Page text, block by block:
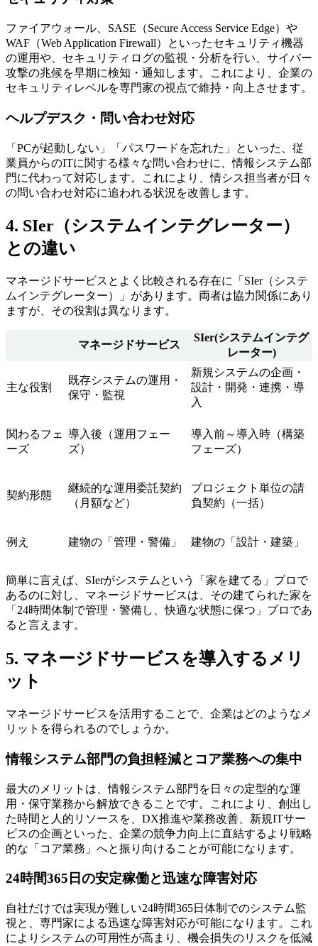
ファイアウォール、SASE（Secure Access Service Edge）や
WAF（Web Application Firewall）といったセキュリティ機器
の運用や、セキュリティログの監視・分析を行い、サイバー
攻撃の兆候を早期に検知・通知します。これにより、企業の
セキュリティレベルを専門家の視点で維持・向上させます。
ヘルプデスク・問い合わせ対応
「PCが起動しない」「パスワードを忘れた」といった、従
業員からのITに関する様々な問い合わせに、情報システム部
門に代わって対応します。これにより、情シス担当者が日々
の問い合わせ対応に追われる状況を改善します。
4. SIer（システムインテグレーター）
との違い
マネージドサービスとよく比較される存在に「SIer（システ
ムインテグレーター）」があります。両者は協力関係にあり
ますが、その役割は異なります。
マネージドサービス
SIer(システムインテグ
レーター)
主な役割
既存システムの運用・
保守・監視
新規システムの企画・
設計・開発・連携・導
入
関わるフェ
ーズ
導入後（運用フェー
ズ）
導入前～導入時（構築
フェーズ）
契約形態
継続的な運用委託契約
（月額など）
プロジェクト単位の請
負契約（一括）
例え 建物の「管理・警備」 建物の「設計・建築」
簡単に言えば、SIerがシステムという「家を建てる」プロで
あるのに対し、マネージドサービスは、その建てられた家を
「24時間体制で管理・警備し、快適な状態に保つ」プロであ
ると言えます。
5. マネージドサービスを導入するメリ
ット
マネージドサービスを活用することで、企業はどのようなメ
リットを得られるのでしょうか。
情報システム部門の負担軽減とコア業務への集中
最大のメリットは、情報システム部門を日々の定型的な運
用・保守業務から解放できることです。これにより、創出し
た時間と人的リソースを、DX推進や業務改善、新規ITサー
ビスの企画といった、企業の競争力向上に直結するより戦略
的な「コア業務」へと振り向けることが可能になります。
24時間365日の安定稼働と迅速な障害対応
自社だけでは実現が難しい24時間365日体制でのシステム監
視と、専門家による迅速な障害対応が可能になります。これ
によりシステムの可用性が高まり、機会損失のリスクを低減